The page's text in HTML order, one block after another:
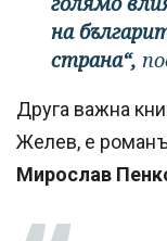
на
страна“,
Друга важна
Желев, е
Мирослав